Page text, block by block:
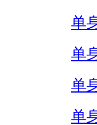
单
单
单
单